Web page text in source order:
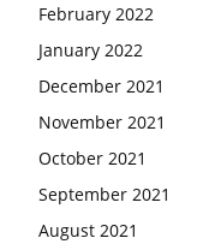
February 2022
January 2022
December 2021
November 2021
October 2021
September 2021
August 2021